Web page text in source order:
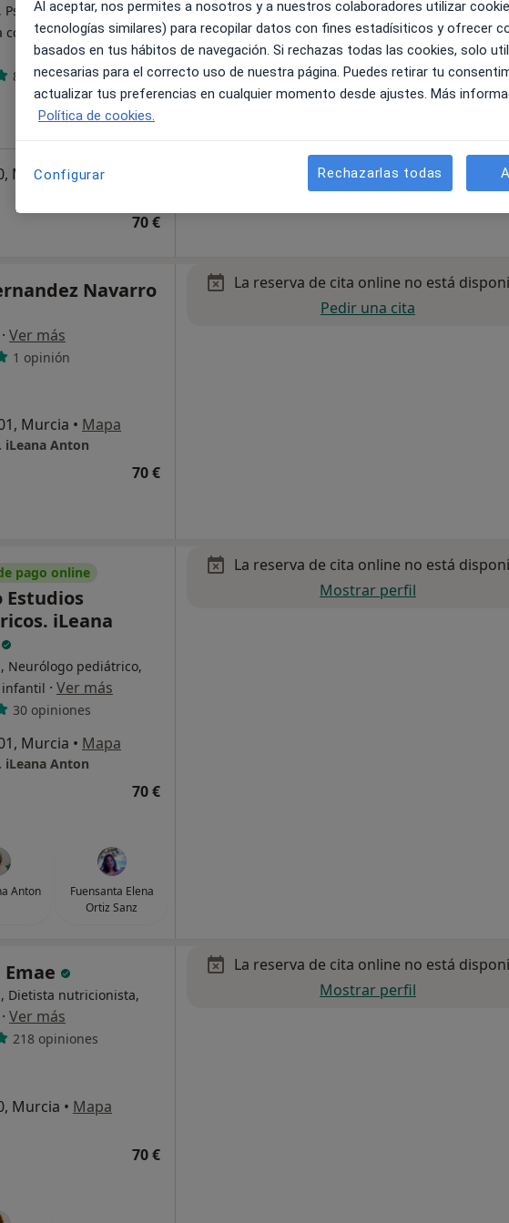
Psicóloga infantil,
complementaria ·Ver
81 opiniones
Murcia •Mapa
70 €
Este servicio no está disponible.
Otros servicios
Navarro
· Ver más
1 opinión
Murcia • Mapa
iLeana Anton
70 €
La reserva de cita online no está
Pedir una cita
pago online
Estudios
iLeana
Neurólogo pediátrico,
infantil · Ver más
30 opiniones
Murcia • Mapa
iLeana Anton
70 €
Anton
Fuensanta Elena
Ortiz Sanz
La reserva de cita online no está
Mostrar perfil
Dietista nutricionista,
· Ver más
218 opiniones
Murcia • Mapa
70 €
La reserva de cita online no está
Mostrar perfil
Al aceptar, nos permites a nosotros y a nuestros colaboradores utilizar
tecnologías similares) para recopilar datos con fines estadísiticos y ofrecer
basados en tus hábitos de navegación. Si rechazas todas las cookies, solo
necesarias para el correcto uso de nuestra página. Puedes retirar tu
actualizar tus preferencias en cualquier momento desde ajustes. Más
Política de cookies.
Configurar Rechazarlas todas